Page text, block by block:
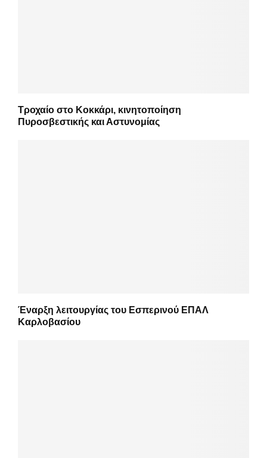
Τροχαίο στο Κοκκάρι, κινητοποίηση
Πυροσβεστικής και Αστυνομίας
Έναρξη λειτουργίας του Εσπερινού ΕΠΑΛ
Καρλοβασίου